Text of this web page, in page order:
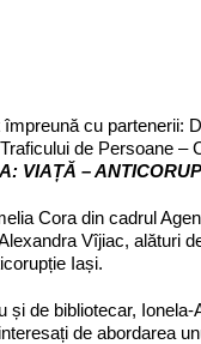
cu partenerii:
de Persoane –
VIAȚĂ –A
Cora din cadrul
Vîjiac, alături
Iași.
de bibliotecar,
de abordarea